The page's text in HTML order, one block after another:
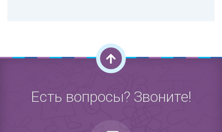
Есть вопросы? Звоните!